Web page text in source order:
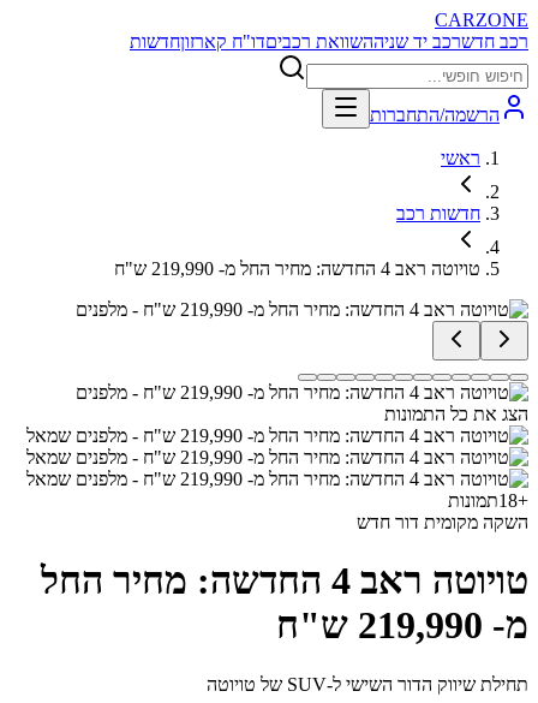
CARZONE
רכב חדשרכב יד שניההשוואת רכביםדו"ח קארזוןחדשות
הרשמה/התחברות
ראשי
חדשות רכב
טויוטה ראב 4 החדשה: מחיר החל מ- 219,990 ש"ח
הצג את כל התמונות
+
18תמונות
השקה מקומית דור חדש
טויוטה ראב 4 החדשה: מחיר החל
מ- 219,990 ש"ח
תחילת שיווק הדור השישי ל-SUV של טויוטה